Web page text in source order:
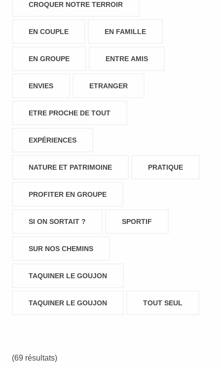
CROQUER NOTRE TERROIR
EN COUPLE EN FAMILLE
EN GROUPE ENTRE AMIS
ENVIES ETRANGER
ETRE PROCHE DE TOUT
EXPÉRIENCES
NATURE ET PATRIMOINE PRATIQUE
PROFITER EN GROUPE
SI ON SORTAIT ? SPORTIF
SUR NOS CHEMINS
TAQUINER LE GOUJON
TAQUINER LE GOUJON TOUT SEUL
(69 résultats)